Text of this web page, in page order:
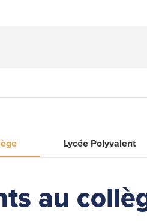
Lycée Polyvalent
au